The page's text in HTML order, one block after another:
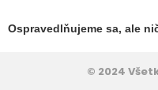
Ospravedlňujeme sa, ale
© 2024